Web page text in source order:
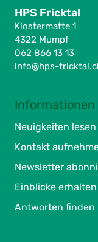
HPS Fricktal
Klostermatte 1
4322 Mumpf
062 866 13 13
info@hps-
Informationen
Neuigkeiten lesen
Kontakt
Newsletter
Einblicke erhalten
Antworten finden